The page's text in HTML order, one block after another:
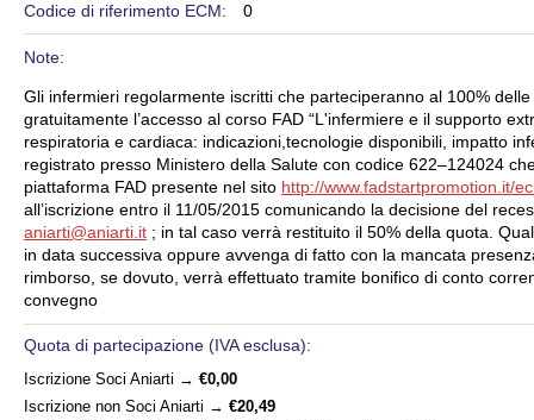
Codice di riferimento ECM: 0
Note:
Gli infermieri regolarmente iscritti che parteciperanno al 100%
gratuitamente l’accesso al corso FAD “L'infermiere e il supporto
respiratoria e cardiaca: indicazioni,tecnologie disponibili, impatto
registrato presso Ministero della Salute con codice 622–124024
piattaforma FAD presente nel sito http://www.fadstartpromotion.it/
all’iscrizione entro il 11/05/2015 comunicando la decisione del
aniarti@aniarti.it ; in tal caso verrà restituito il 50% della quota.
in data successiva oppure avvenga di fatto con la mancata
rimborso, se dovuto, verrà effettuato tramite bonifico di conto
convegno
Quota di partecipazione (IVA esclusa):
Iscrizione Soci Aniarti → €0,00
Iscrizione non Soci Aniarti → €20,49